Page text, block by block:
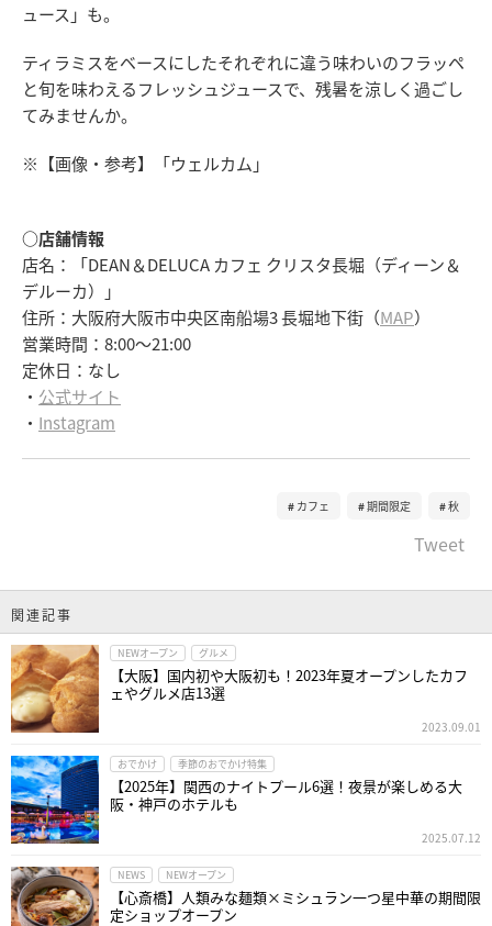
ュース」も。
ティラミスをベースにしたそれぞれに違う味わいのフラッペ
と旬を味わえるフレッシュジュースで、残暑を涼しく過ごし
てみませんか。
※【画像・参考】「ウェルカム」
○店舗情報
店名：「DEAN＆DELUCA カフェ クリスタ長堀（ディーン＆
デルーカ）」
住所：大阪府大阪市中央区南船場3 長堀地下街（MAP）
営業時間：8:00～21:00
定休日：なし
・ 公式サイト
・ Instagram
カフェ 期間限定 秋
Tweet
関連記事
NEWオープン グルメ
【大阪】国内初や大阪初も！2023年夏オープンしたカフ
ェやグルメ店13選
2023.09.01
おでかけ 季節のおでかけ特集
【2025年】関西のナイトプール6選！夜景が楽しめる大
阪・神戸のホテルも
2025.07.12
NEWS NEWオープン
【心斎橋】人類みな麺類×ミシュラン一つ星中華の期間限
定ショップオープン